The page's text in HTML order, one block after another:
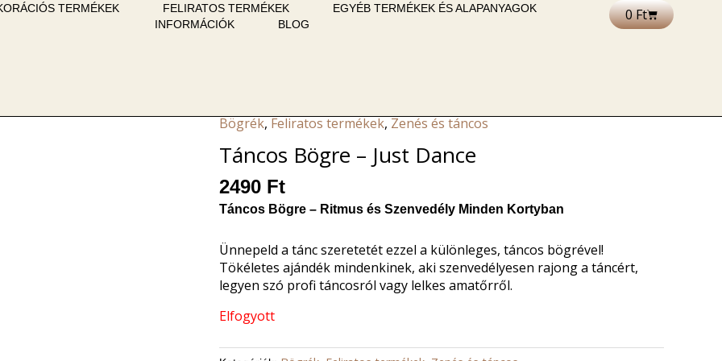
TERMÉKEK FELIRATOS TERMÉKEK
EGYÉB TERMÉKEK ÉS ALAPANYAGOK
INFORMÁCIÓK
BLOG
0FtKosár
Bögrék, Feliratos termékek, Zenés és táncos
Táncos Bögre – Just Dance
2490 Ft
Táncos Bögre – Ritmus és Szenvedély Minden Kortyban
Ünnepeld a tánc szeretetét ezzel a különleges, táncos bögrével!
Tökéletes ajándék mindenkinek, aki szenvedélyesen rajong a táncért,
legyen szó profi táncosról vagy lelkes amatőrről.
Elfogyott